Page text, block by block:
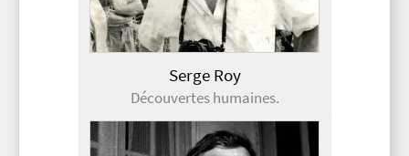
Serge Roy
Découvertes humaines.